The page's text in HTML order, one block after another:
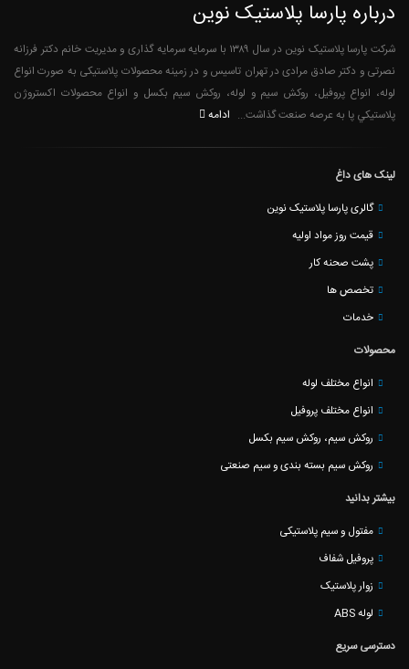
درباره پارسا پلاستیک نوین
شرکت پارسا پلاستیک نوین در سال ۱۳۸۹ با سرمایه سرمایه گذاری و مدیریت خانم دکتر فرزانه
نصرتی و دکتر صادق مرادی در تهران تاسیس و در زمینه محصولات پلاستیکی به صورت انواع
لوله، انواع پروفیل، روکش سیم و لوله، روکش سیم بکسل و انواع محصولات اکستروژن
پلاستيكي پا به عرصه صنعت گذاشت... ادامه
لینک های داغ
گالری پارسا پلاستیک نوین
قیمت روز مواد اولیه
پشت صحنه کار
تخصص ها
خدمات
محصولات
انواع مختلف لوله
انواع مختلف پروفیل
روکش سیم، روکش سیم بکسل
روکش سیم بسته بندی و سیم صنعتی
بیشتر بدانید
مفتول و سیم پلاستیکی
پروفیل شفاف
زوار پلاستیک
لوله ABS
دسترسی سریع